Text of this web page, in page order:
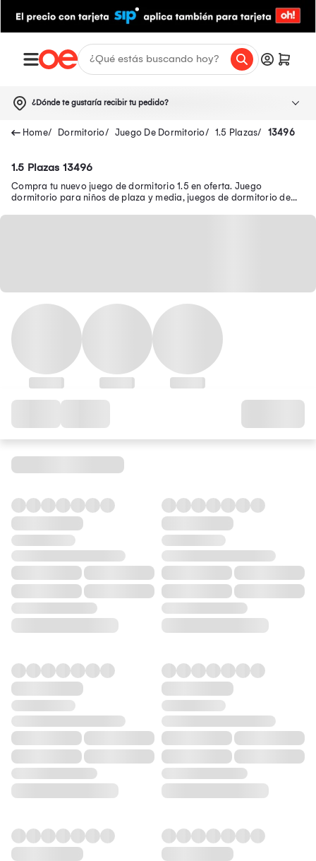
¿Dónde te gustaría recibir tu pedido?
Dormitorio Juego De Dormitorio 1.5 Plazas 13496
1.5 Plazas 13496
Compra tu nuevo juego de dormitorio 1.5 en oferta. Juego
dormitorio para niños de plaza y media, juegos de dormitorio de